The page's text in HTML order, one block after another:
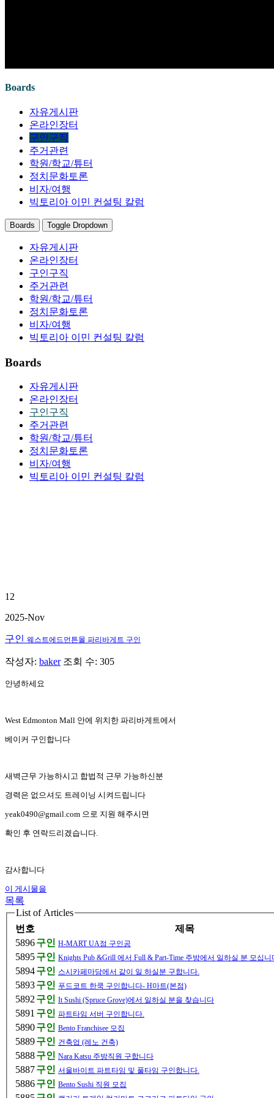
Boards
자유게시판
온라인장터
구인구직
주거관련
학원/학교/튜터
정치문화토론
비자/여행
빅토리아 이민 컨설팅 칼럼
Boards Toggle Dropdown
자유게시판
온라인장터
구인구직
주거관련
학원/학교/튜터
정치문화토론
비자/여행
빅토리아 이민 컨설팅 칼럼
Boards
자유게시판
온라인장터
구인구직
주거관련
학원/학교/튜터
정치문화토론
비자/여행
빅토리아 이민 컨설팅 칼럼
12
2025-Nov
구인 웨스트에드먼튼몰 파리바게트 구인
작성자: baker 조회 수: 305
안녕하세요
West Edmonton Mall 안에 위치한 파리바게트에서
베이커 구인합니다
새벽근무 가능하시고 합법적 근무 가능하신분
경력은 없으셔도 트레이닝 시켜드립니다
yeak0490@gmail.com 으로 지원 해주시면
확인 후 연락드리겠습니다.
감사합니다
이 게시물을
목록
List of Articles
번호
제목
5896구인 H-MART UA점 구인공
5895구인 Knights Pub &Grill 에서 Full & Part-Time 주방에서 일하실 분 모십니
5894구인 스시카페마당에서 같이 일 하실분 구합니다.
5893구인 푸드코트 한쿡 구인합니다- H마트(본점)
5892 구인 It Sushi (Spruce Grove)에서 일하실 분을 찾습니다
5891 구인 파트타임 서버 구인합니다.
5890구인 Bento Franchisee 모집
5889구인 건축업 (레노 건축)
5888구인 Nara Katsu 주방직원 구합니다
5887구인 서울바이트 파트타임 및 풀타임 구인합니다.
5886구인 Bento Sushi 직원 모집